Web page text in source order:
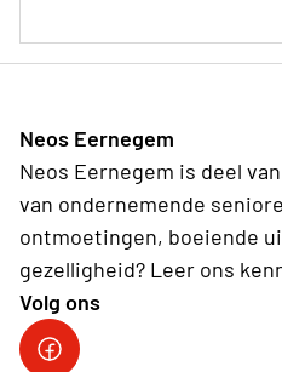
Neos Eernegem
Neos Eernegem is deel
van ondernemende
ontmoetingen, boeiende
gezelligheid? Leer ons
Volg ons